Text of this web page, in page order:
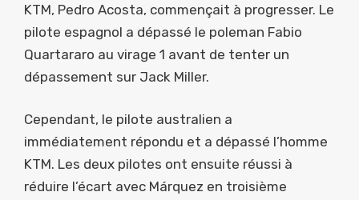
KTM, Pedro Acosta, commençait à progresser. Le
pilote espagnol a dépassé le poleman Fabio
Quartararo au virage 1 avant de tenter un
dépassement sur Jack Miller.
Cependant, le pilote australien a
immédiatement répondu et a dépassé l’homme
KTM. Les deux pilotes ont ensuite réussi à
réduire l’écart avec Márquez en troisième